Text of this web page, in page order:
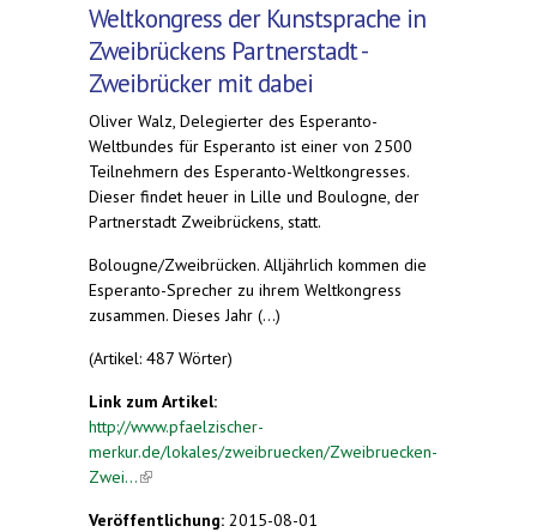
Weltkongress der Kunstsprache in
Zweibrückens Partnerstadt -
Zweibrücker mit dabei
Oliver Walz, Delegierter des Esperanto-
Weltbundes für Esperanto ist einer von 2500
Teilnehmern des Esperanto-Weltkongresses.
Dieser findet heuer in Lille und Boulogne, der
Partnerstadt Zweibrückens, statt.
Bolougne/Zweibrücken. Alljährlich kommen die
Esperanto-Sprecher zu ihrem Weltkongress
zusammen. Dieses Jahr (...)
(Artikel: 487 Wörter)
Link zum Artikel:
http://www.pfaelzischer-
merkur.de/lokales/zweibruecken/Zweibruecken-
Zwei...(link is external)
Veröffentlichung: 2015-08-01